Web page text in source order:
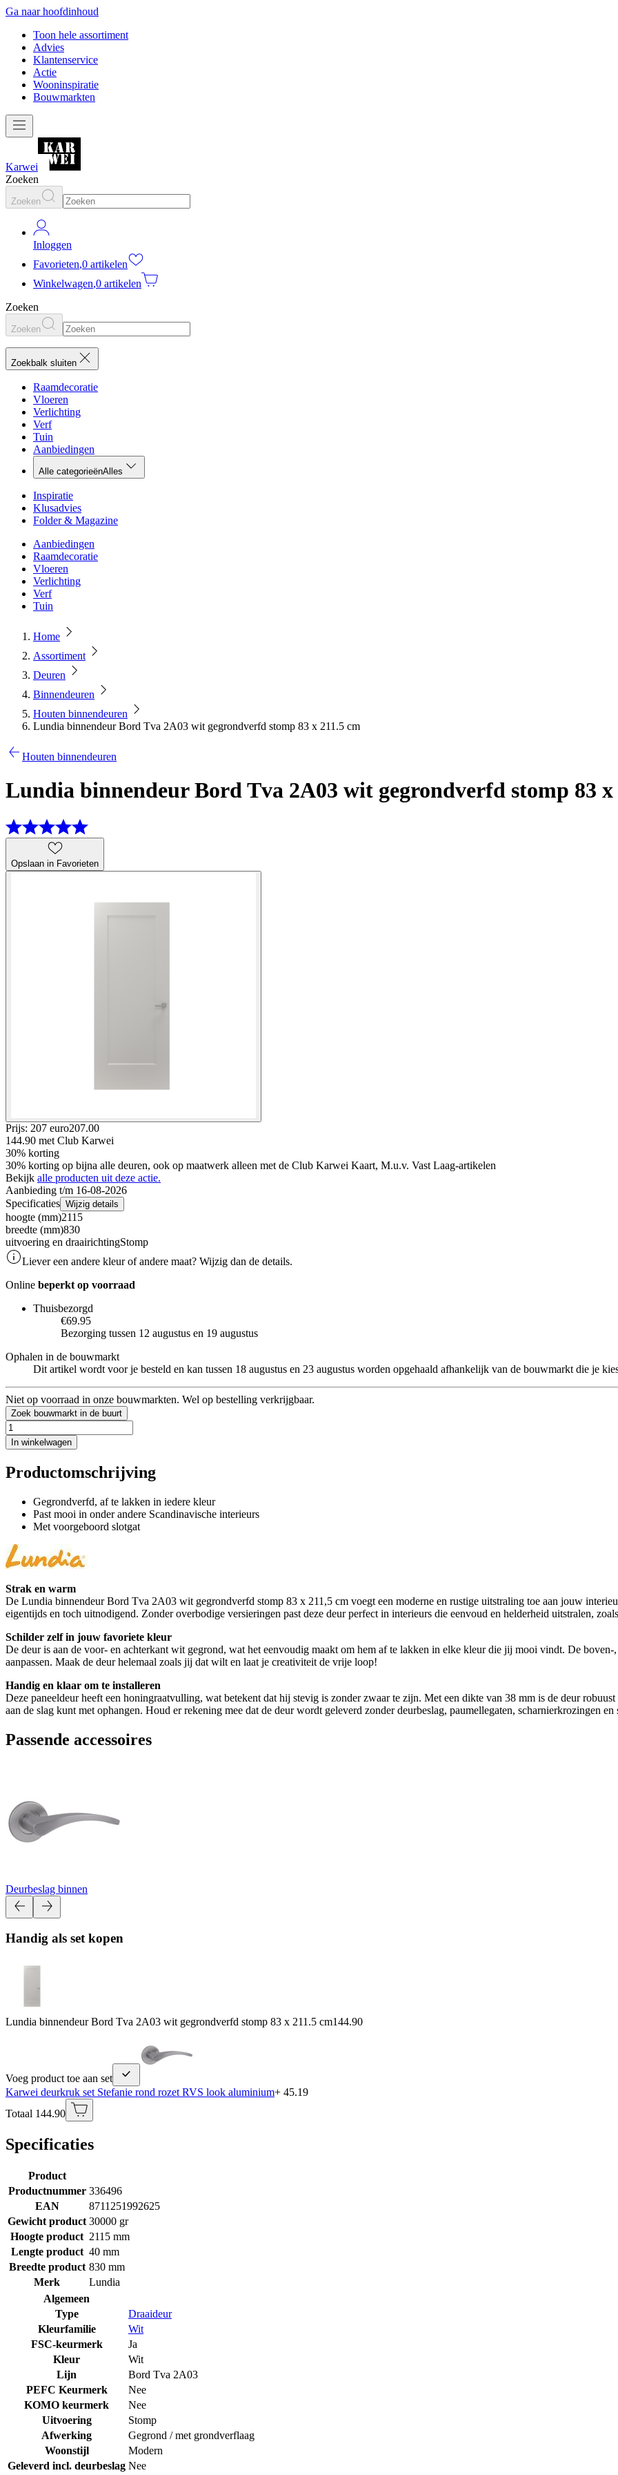
Ga naar hoofdinhoud
Toon hele assortiment
Advies
Klantenservice
Actie
Wooninspiratie
Bouwmarkten
Karwei
Zoeken
Zoeken
Inloggen
Favorieten,0 artikelen
Winkelwagen,0 artikelen
Zoeken
Zoeken
Zoekbalk sluiten
Raamdecoratie
Vloeren
Verlichting
Verf
Tuin
Aanbiedingen
Alle categorieënAlles
Inspiratie
Klusadvies
Folder & Magazine
Aanbiedingen
Raamdecoratie
Vloeren
Verlichting
Verf
Tuin
Home
Assortiment
Deuren
Binnendeuren
Houten binnendeuren
Lundia binnendeur Bord Tva 2A03 wit gegrondverfd stomp 83 x 211.5 cm
Houten binnendeuren
Lundia binnendeur Bord Tva 2A03 wit gegrondverfd stomp 83 x
Opslaan in Favorieten
Prijs: 207 euro207.00
144.90 met Club Karwei
30% korting
30% korting op bijna alle deuren, ook op maatwerk alleen met de Club Karwei Kaart, M.u.v. Vast Laag-artikelen
Bekijk alle producten uit deze actie.
Aanbieding t/m 16-08-2026
Specificaties Wijzig details
hoogte (mm)2115
breedte (mm)830
uitvoering en draairichtingStomp
Liever een andere kleur of andere maat? Wijzig dan de details.
Online beperkt op voorraad
Thuisbezorgd
€69.95
Bezorging tussen 12 augustus en 19 augustus
Ophalen in de bouwmarkt
Dit artikel wordt voor je besteld en kan tussen 18 augustus en 23 augustus worden opgehaald afhankelijk van de bouwmarkt die je
Niet op voorraad in onze bouwmarkten. Wel op bestelling verkrijgbaar.
Zoek bouwmarkt in de buurt
In winkelwagen
Productomschrijving
Gegrondverfd, af te lakken in iedere kleur
Past mooi in onder andere Scandinavische interieurs
Met voorgeboord slotgat
Strak en warm
De Lundia binnendeur Bord Tva 2A03 wit gegrondverfd stomp 83 x 211,5 cm voegt een moderne en rustige uitstraling toe aan jouw
eigentijds en toch uitnodigend. Zonder overbodige versieringen past deze deur perfect in interieurs die eenvoud en helderheid uitstralen,
Schilder zelf in jouw favoriete kleur
De deur is aan de voor- en achterkant wit gegrond, wat het eenvoudig maakt om hem af te lakken in elke kleur die jij mooi vindt. De
aanpassen. Maak de deur helemaal zoals jij dat wilt en laat je creativiteit de vrije loop!
Handig en klaar om te installeren
Deze paneeldeur heeft een honingraatvulling, wat betekent dat hij stevig is zonder zwaar te zijn. Met een dikte van 38 mm is de deur
aan de slag kunt met ophangen. Houd er rekening mee dat de deur wordt geleverd zonder deurbeslag, paumellegaten, scharnierkrozingen en
Passende accessoires
Deurbeslag binnen
Handig als set kopen
Lundia binnendeur Bord Tva 2A03 wit gegrondverfd stomp 83 x 211.5 cm144.90
Voeg product toe aan set
Karwei deurkruk set Stefanie rond rozet RVS look aluminium+ 45.19
Totaal 144.90
Specificaties
Product
Productnummer 336496
EAN
8711251992625
Gewicht product 30000 gr
Hoogte product 2115 mm
Lengte product 40 mm
Breedte product 830 mm
Merk
Lundia
Algemeen
Type
Draaideur
Kleurfamilie
Wit
FSC-keurmerk
Ja
Kleur
Wit
Lijn
Bord Tva 2A03
PEFC Keurmerk
Nee
KOMO keurmerk
Nee
Uitvoering
Stomp
Afwerking
Gegrond / met grondverflaag
Woonstijl
Modern
Geleverd incl. deurbeslag Nee